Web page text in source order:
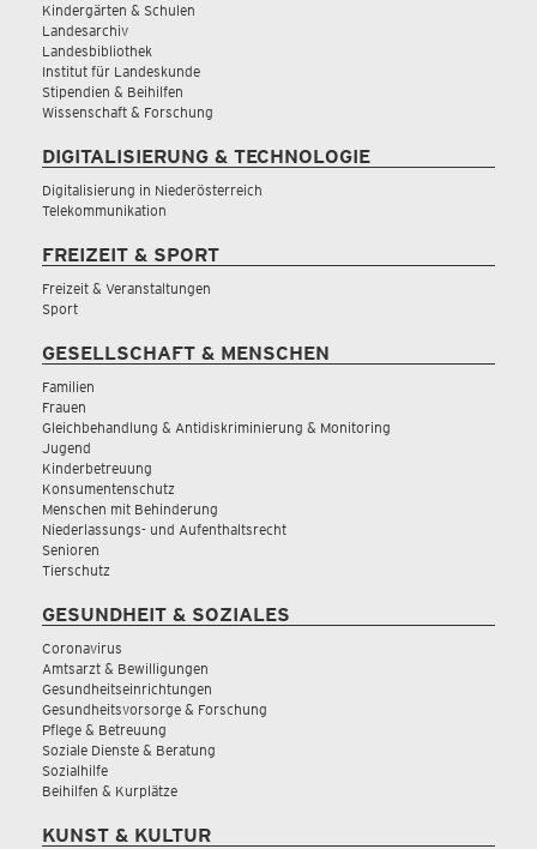
Kindergärten & Schulen
Landesarchiv
Landesbibliothek
Institut für Landeskunde
Stipendien & Beihilfen
Wissenschaft & Forschung
DIGITALISIERUNG & TECHNOLOGIE
Digitalisierung in Niederösterreich
Telekommunikation
FREIZEIT & SPORT
Freizeit & Veranstaltungen
Sport
GESELLSCHAFT & MENSCHEN
Familien
Frauen
Gleichbehandlung & Antidiskriminierung & Monitoring
Jugend
Kinderbetreuung
Konsumentenschutz
Menschen mit Behinderung
Niederlassungs- und Aufenthaltsrecht
Senioren
Tierschutz
GESUNDHEIT & SOZIALES
Coronavirus
Amtsarzt & Bewilligungen
Gesundheitseinrichtungen
Gesundheitsvorsorge & Forschung
Pflege & Betreuung
Soziale Dienste & Beratung
Sozialhilfe
Beihilfen & Kurplätze
KUNST & KULTUR